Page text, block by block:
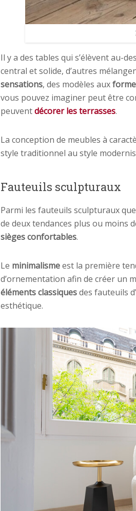
Il y a des tables qui s’élèvent au-
central et solide, d’autres
sensations, des modèles aux
vous pouvez imaginer peut être
peuventdécorer les terrasses.
La conception de meubles à
style traditionnel au style
Fauteuils sculpturaux
Parmi les fauteuils sculpturaux
de deux tendances plus ou moins
sièges confortables.
Le minimalismeest la première
d’ornementation afin de créer un
éléments classiquesdes fauteuils
esthétique.